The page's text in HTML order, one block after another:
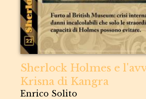
Sherlock Holmes e
Krisna di Kangra
Enrico Solito